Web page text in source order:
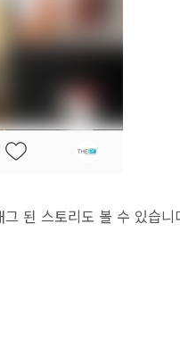
된 스토리도 볼 수 있습니